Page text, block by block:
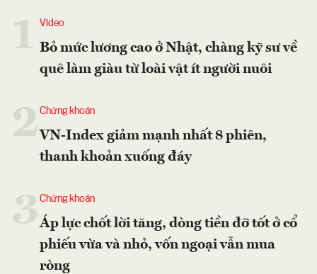
Video
Bỏ mức lương cao ở Nhật, chàng kỹ sư về
quê làm giàu từ loài vật ít người nuôi
2Chứng khoán
VN-Index giảm mạnh nhất 8 phiên,
thanh khoản xuống đáy
Chứng khoán
Áp lực chốt lời tăng, dòng tiền đỡ tốt ở cổ
phiếu vừa và nhỏ, vốn ngoại vẫn mua
ròng